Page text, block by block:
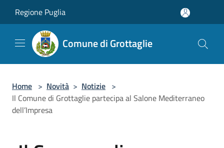
Regione Puglia
Comune di Grottaglie
Home > Novità > Notizie >
Il Comune di Grottaglie partecipa al Salone Mediterraneo
dell’Impresa